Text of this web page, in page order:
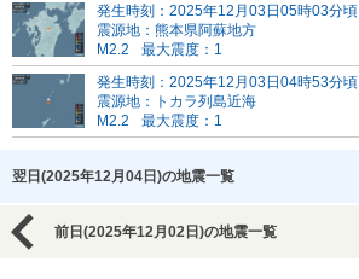
発生時刻：2025年12月03日05時03分頃
震源地：熊本県阿蘇地方
M2.2
最大震度：1
発生時刻：2025年12月03日04時53分頃
震源地：トカラ列島近海
M2.2
最大震度：1
翌日(2025年12月04日)の地震一覧
前日(2025年12月02日)の地震一覧